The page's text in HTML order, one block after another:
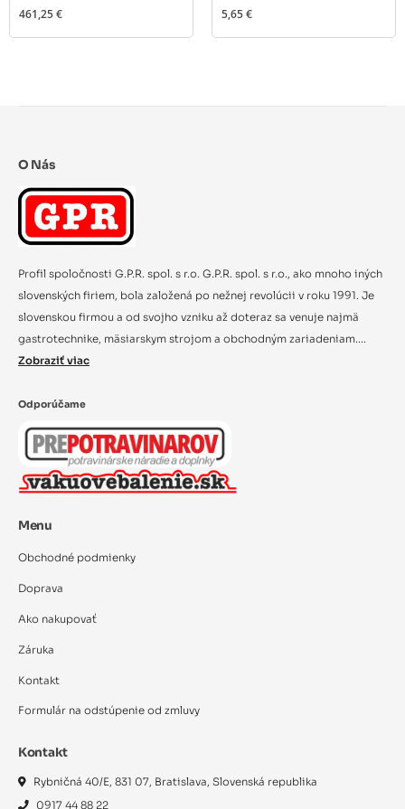
461,25 €
5,65 €
O Nás
Profil spoločnosti G.P.R. spol. s r.o. G.P.R. spol. s r.o., ako mnoho iných
slovenských firiem, bola založená po nežnej revolúcii v roku 1991. Je
slovenskou firmou a od svojho vzniku až doteraz sa venuje najmä
gastrotechnike, mäsiarskym strojom a obchodným zariadeniam....
Zobraziť viac
Odporúčame
Menu
Obchodné podmienky
Doprava
Ako nakupovať
Záruka
Kontakt
Formulár na odstúpenie od zmluvy
Kontakt
Rybničná 40/E, 831 07, Bratislava, Slovenská republika
0917 44 88 22